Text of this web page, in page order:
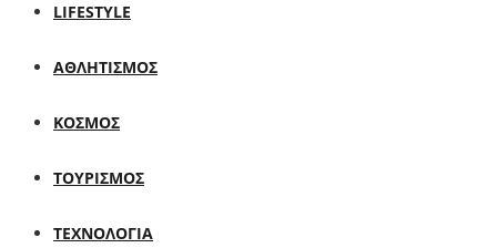
LIFESTYLE
ΑΘΛΗΤΙΣΜΟΣ
ΚΟΣΜΟΣ
ΤΟΥΡΙΣΜΟΣ
ΤΕΧΝΟΛΟΓΙΑ